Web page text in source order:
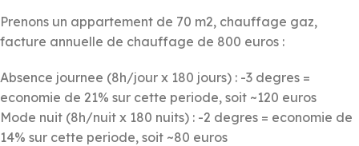
Prenons un appartement de 70 m2, chauffage gaz,
facture annuelle de chauffage de 800 euros :
Absence journee (8h/jour x 180 jours) : -3 degres =
economie de 21% sur cette periode, soit ~120 euros
Mode nuit (8h/nuit x 180 nuits) : -2 degres = economie de
14% sur cette periode, soit ~80 euros